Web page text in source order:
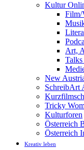
Kultur
Film/
Art,
New
SchreibArt
Tricky
Kulturforen
Österreich
Österreich
Kreativ leben